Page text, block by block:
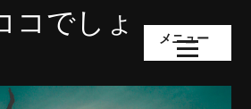
コでしょ
メニュー